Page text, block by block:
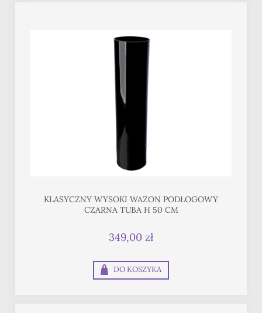
KLASYCZNY WYSOKI WAZON PODŁOGOWY
CZARNA TUBA H 50 CM
349,00 zł
DO KOSZYKA